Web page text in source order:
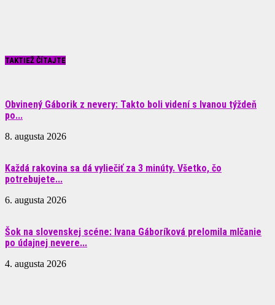
TAKTIEŽ ČÍTAJTE
Obvinený Gáborik z nevery: Takto boli videní s Ivanou týždeň
po...
8. augusta 2026
Každá rakovina sa dá vyliečiť za 3 minúty. Všetko, čo
potrebujete...
6. augusta 2026
Šok na slovenskej scéne: Ivana Gáboríková prelomila mlčanie
po údajnej nevere...
4. augusta 2026